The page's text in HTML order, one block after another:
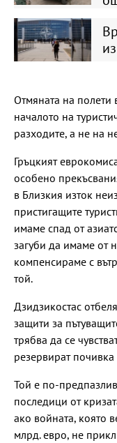
Отмяната на полети
началото на
разходите, а не на
Гръцкият
особено
в Близкия изток
пристигащите
имаме спад от
загуби да имаме от
компенсираме с
той.
Дзидзикостас
защити за
трябва да се
резервират почивка
Той е по-
последици от
ако войната, която
млрд. евро, не